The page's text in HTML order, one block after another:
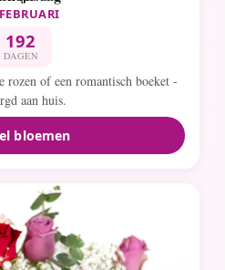
192
DAGEN
rozen of een romantisch boeket -
aan huis.
bloemen